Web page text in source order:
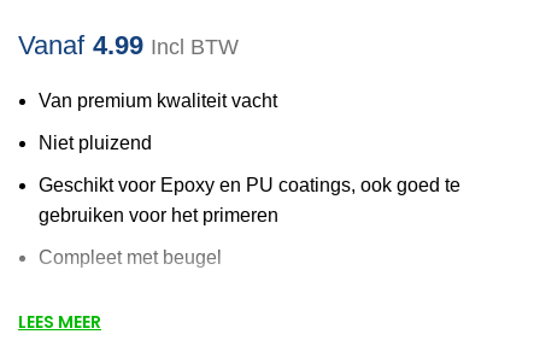
Vanaf 4.99 Incl BTW
Van premium kwaliteit vacht
Niet pluizend
Geschikt voor Epoxy en PU coatings, ook goed te
gebruiken voor het primeren
Compleet met beugel
Voor 12:00 besteld, volgende werkdag in
LEES MEER